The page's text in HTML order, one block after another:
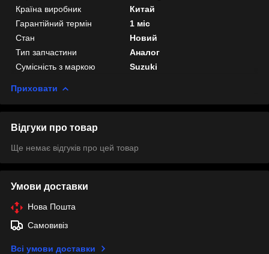
Країна виробник
Китай
Гарантійний термін
1 міс
Стан
Новий
Тип запчастини
Аналог
Сумісність з маркою
Suzuki
Приховати
Відгуки про товар
Ще немає відгуків про цей товар
Умови доставки
Нова Пошта
Самовивіз
Всі умови доставки